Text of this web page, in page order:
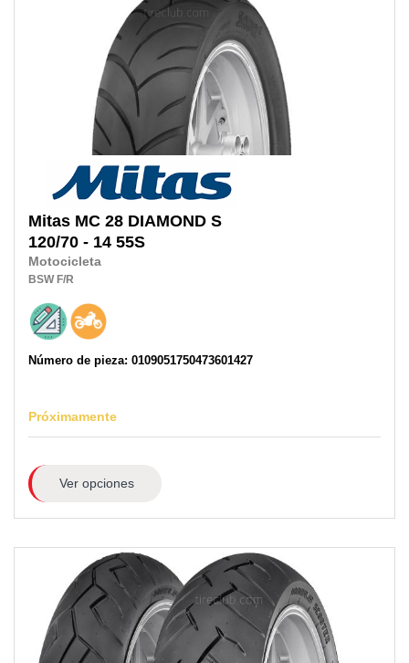
Mitas MC 28 DIAMOND S
120/70 - 14 55S
Motocicleta
BSW F/R
Número de pieza: 0109051750473601427
Próximamente
Ver opciones